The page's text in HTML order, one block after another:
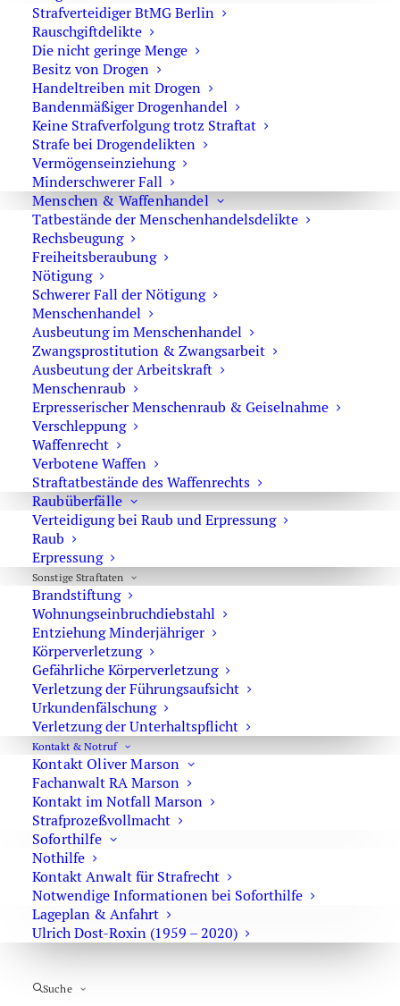
Strafverteidiger BtMG Berlin
Rauschgiftdelikte
Die nicht geringe Menge
Besitz von Drogen
Handeltreiben mit Drogen
Bandenmäßiger Drogenhandel
Keine Strafverfolgung trotz Straftat
Strafe bei Drogendelikten
Vermögenseinziehung
Minderschwerer Fall
Menschen & Waffenhandel
Tatbestände der Menschenhandelsdelikte
Rechsbeugung
Freiheitsberaubung
Nötigung
Schwerer Fall der Nötigung
Menschenhandel
Ausbeutung im Menschenhandel
Zwangsprostitution & Zwangsarbeit
Ausbeutung der Arbeitskraft
Menschenraub
Erpresserischer Menschenraub & Geiselnahme
Verschleppung
Waffenrecht
Verbotene Waffen
Straftatbestände des Waffenrechts
Raubüberfälle
Verteidigung bei Raub und Erpressung
Raub
Erpressung
Sonstige Straftaten
Brandstiftung
Wohnungs­einbruchdiebstahl
Entziehung Minderjähriger
Körperverletzung
Gefährliche Körperverletzung
Verletzung der Führungsaufsicht
Urkundenfälschung
Verletzung der Unterhaltspflicht
Kontakt & Notruf
Kontakt Oliver Marson
Fachanwalt RA Marson
Kontakt im Notfall Marson
Strafprozeßvollmacht
Soforthilfe
Nothilfe
Kontakt Anwalt für Strafrecht
Notwendige Informationen bei Soforthilfe
Lageplan & Anfahrt
Ulrich Dost-Roxin (1959 – 2020)
Suche
Menschen- und Waffenhandel
Professionelle Strafverteidigung
Kriminalität
Computeranalyseals Werkzeug zum Freispruch
Menschenhandel
Zwangsprostitution
Waffenhandel
Drogenhandel
Passgenaue Strafverteidigungbei
Drogenstraftaten
Rechtsanwalt
Keine StrafetrotzDrogendelikt
Berufung und Revision
Qual der Wahl
Sprungrevision
Freispruch mit der Revision
Erfolge in der Revision
Verbotder Schlechterstellung